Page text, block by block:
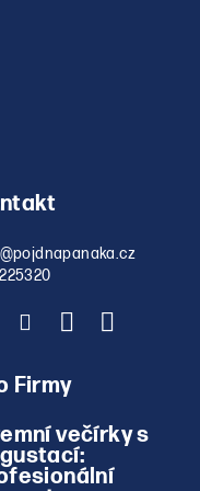
@pojdnapanaka.cz
Firmy
večírky s